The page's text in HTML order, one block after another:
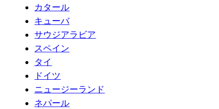
カタール
キューバ
サウジアラビア
スペイン
タイ
ドイツ
ニュージーランド
ネパール